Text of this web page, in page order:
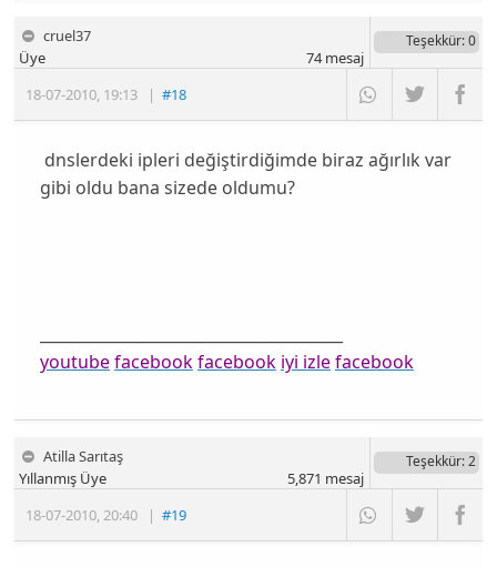
cruel37
18-07-2010, 19:13 |#18
Üye
Teşekkür: 0
74mesaj
dnslerdeki ipleri değiştirdiğimde biraz ağırlık var
gibi oldu bana sizede oldumu?
youtubefacebookfacebook iyi izlefacebook
Atilla Sarıtaş
18-07-2010,20:40 |#19
Yıllanmış Üye
Teşekkür: 2
5,871 mesaj